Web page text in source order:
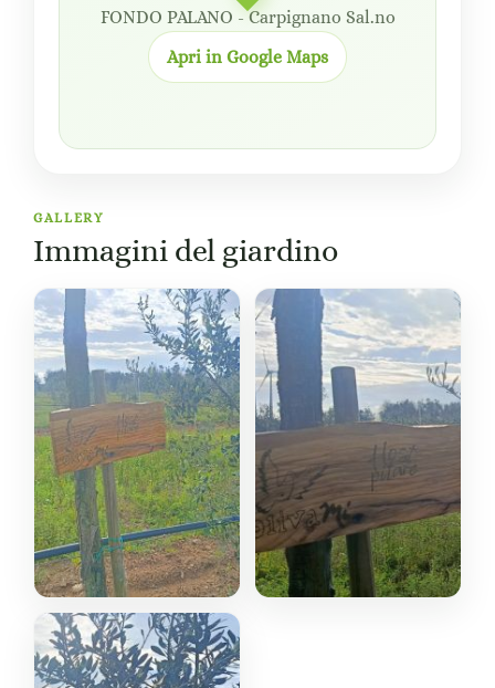
FONDO PALANO - Carpignano Sal.no
Apri in Google Maps
GALLERY
Immagini del giardino